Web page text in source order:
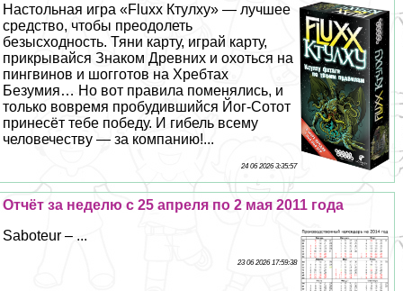
Настольная игра «Fluxx Ктулху» — лучшее
средство, чтобы преодолеть
безысходность. Тяни карту, играй карту,
прикрывайся Знаком Древних и охоться на
пингвинов и шогготов на Хребтах
Безумия… Но вот правила поменялись, и
только вовремя пробудившийся Йог-Сотот
принесёт тебе победу. И гибель всему
человечеству — за компанию!...
24 06 2026 3:35:57
Отчёт за неделю с 25 апреля по 2 мая 2011 года
Saboteur – ...
23 06 2026 17:59:38